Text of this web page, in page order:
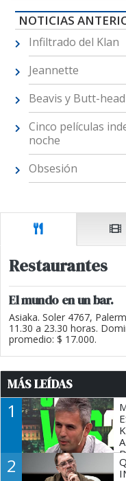
NOTICIAS
Infiltrado del Klan
Jeannette
Beavis y Butt-
Cinco películas
noche
Obsesión
Restaurantes
El mundo en un bar.
Asiaka. Soler 4767,
11.30 a 23.30 horas.
promedio: $ 17.000.
MÁS LEÍDAS
1
2